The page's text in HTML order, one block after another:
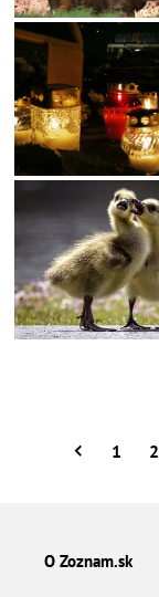
1 2
O Zoznam.sk